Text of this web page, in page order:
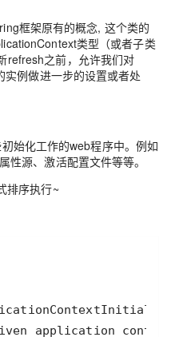
框架原有的概念, 这个类的
类型（或者子类
refresh之前，允许我们对
例做进一步的设置或者处
始化工作的web程序中。例如
源、激活配置文件等等。
排序执行~